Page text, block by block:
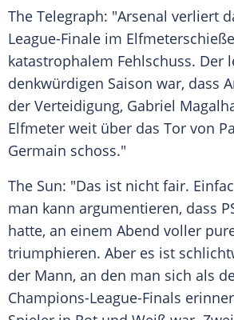
The Telegraph: "Arsenal verliert
League-Finale im
katastrophalem Fehlschuss. Der
denkwürdigen Saison war, dass
der Verteidigung, Gabriel
Elfmeter weit über das Tor von
Germain schoss."
The Sun: "Das ist nicht fair.
man kann argumentieren, dass
hatte, an einem Abend voller
triumphieren. Aber es ist
der Mann, an den man sich als
Champions-League-Finals